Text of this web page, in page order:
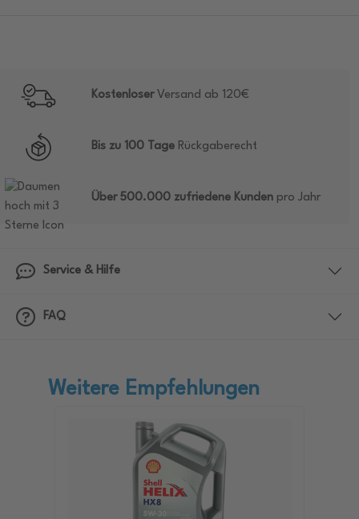
KostenloserVersand ab 120€
Bis zu 100 Tage Rückgaberecht
Über 500.000 zufriedene Kunden pro Jahr
Service & Hilfe
FAQ
Weitere Empfehlungen